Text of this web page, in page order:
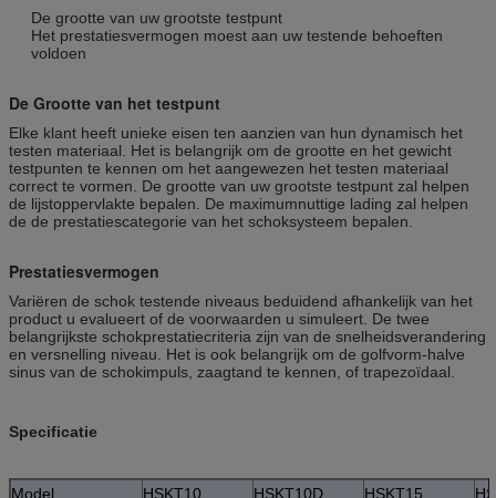
De grootte van uw grootste testpunt
Het prestatiesvermogen moest aan uw testende behoeften
voldoen
De Grootte van het testpunt
Elke klant heeft unieke eisen ten aanzien van hun dynamisch het
testen materiaal. Het is belangrijk om de grootte en het gewicht
testpunten te kennen om het aangewezen het testen materiaal
correct te vormen. De grootte van uw grootste testpunt zal helpen
de lijstoppervlakte bepalen. De maximumnuttige lading zal helpen
de de prestatiescategorie van het schoksysteem bepalen.
Prestatiesvermogen
Variëren de schok testende niveaus beduidend afhankelijk van het
product u evalueert of de voorwaarden u simuleert. De twee
belangrijkste schokprestatiecriteria zijn van de snelheidsverandering
en versnelling niveau. Het is ook belangrijk om de golfvorm-halve
sinus van de schokimpuls, zaagtand te kennen, of trapezoïdaal.
Specificatie
Model HSKT10 HSKT10D HSKT15